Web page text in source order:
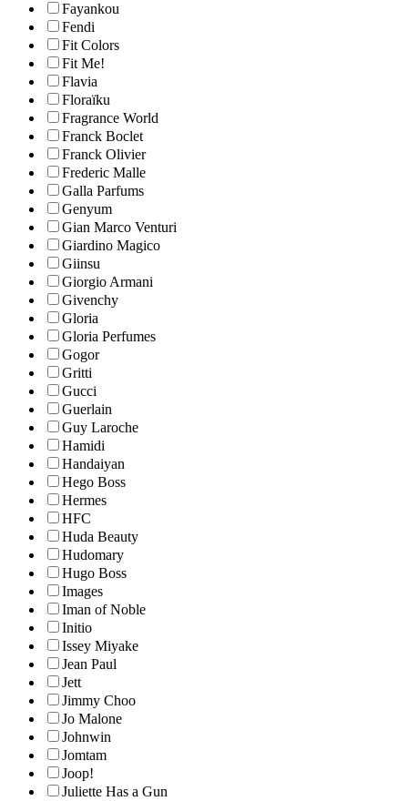
Fayankou
Fendi
Fit Colors
Fit Me!
Flavia
Floraïku
Fragrance World
Franck Boclet
Franck Olivier
Frederic Malle
Galla Parfums
Genyum
Gian Marco Venturi
Giardino Magico
Giinsu
Giorgio Armani
Givenchy
Gloria
Gloria Perfumes
Gogor
Gritti
Gucci
Guerlain
Guy Laroche
Hamidi
Handaiyan
Hego Boss
Hermes
HFC
Huda Beauty
Hudomary
Hugo Boss
Images
Iman of Noble
Initio
Issey Miyake
Jean Paul
Jett
Jimmy Choo
Jo Malone
Johnwin
Jomtam
Joop!
Juliette Has a Gun